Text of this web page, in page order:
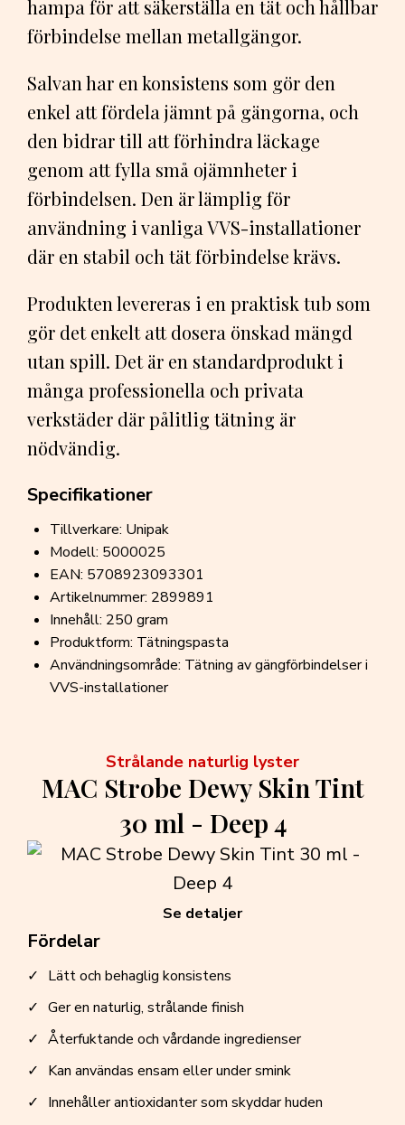
hampa för att säkerställa en tät och hållbar
förbindelse mellan metallgängor.
Salvan har en konsistens som gör den
enkel att fördela jämnt på gängorna, och
den bidrar till att förhindra läckage
genom att fylla små ojämnheter i
förbindelsen. Den är lämplig för
användning i vanliga VVS-installationer
där en stabil och tät förbindelse krävs.
Produkten levereras i en praktisk tub som
gör det enkelt att dosera önskad mängd
utan spill. Det är en standardprodukt i
många professionella och privata
verkstäder där pålitlig tätning är
nödvändig.
Specifikationer
Tillverkare: Unipak
Modell: 5000025
EAN: 5708923093301
Artikelnummer: 2899891
Innehåll: 250 gram
Produktform: Tätningspasta
Användningsområde: Tätning av gängförbindelser i
VVS-installationer
Strålande naturlig lyster
MAC Strobe Dewy Skin Tint
30 ml - Deep 4
Fördelar
Lätt och behaglig konsistens
Ger en naturlig, strålande finish
Återfuktande och vårdande ingredienser
Kan användas ensam eller under smink
Innehåller antioxidanter som skyddar huden
Se detaljer